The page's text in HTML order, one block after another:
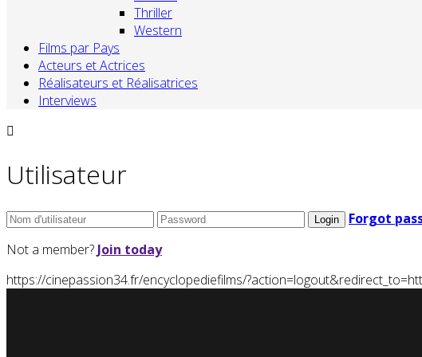
Thriller
Western
Films par Pays
Acteurs et Actrices
Réalisateurs et Réalisatrices
Interviews
Utilisateur
Forgot
Not a member? Join today
https://cinepassion34.fr/encyclopediefilms/